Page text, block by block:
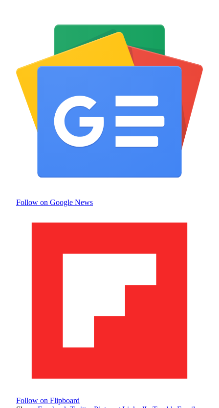
Follow on Google News
Follow on Flipboard